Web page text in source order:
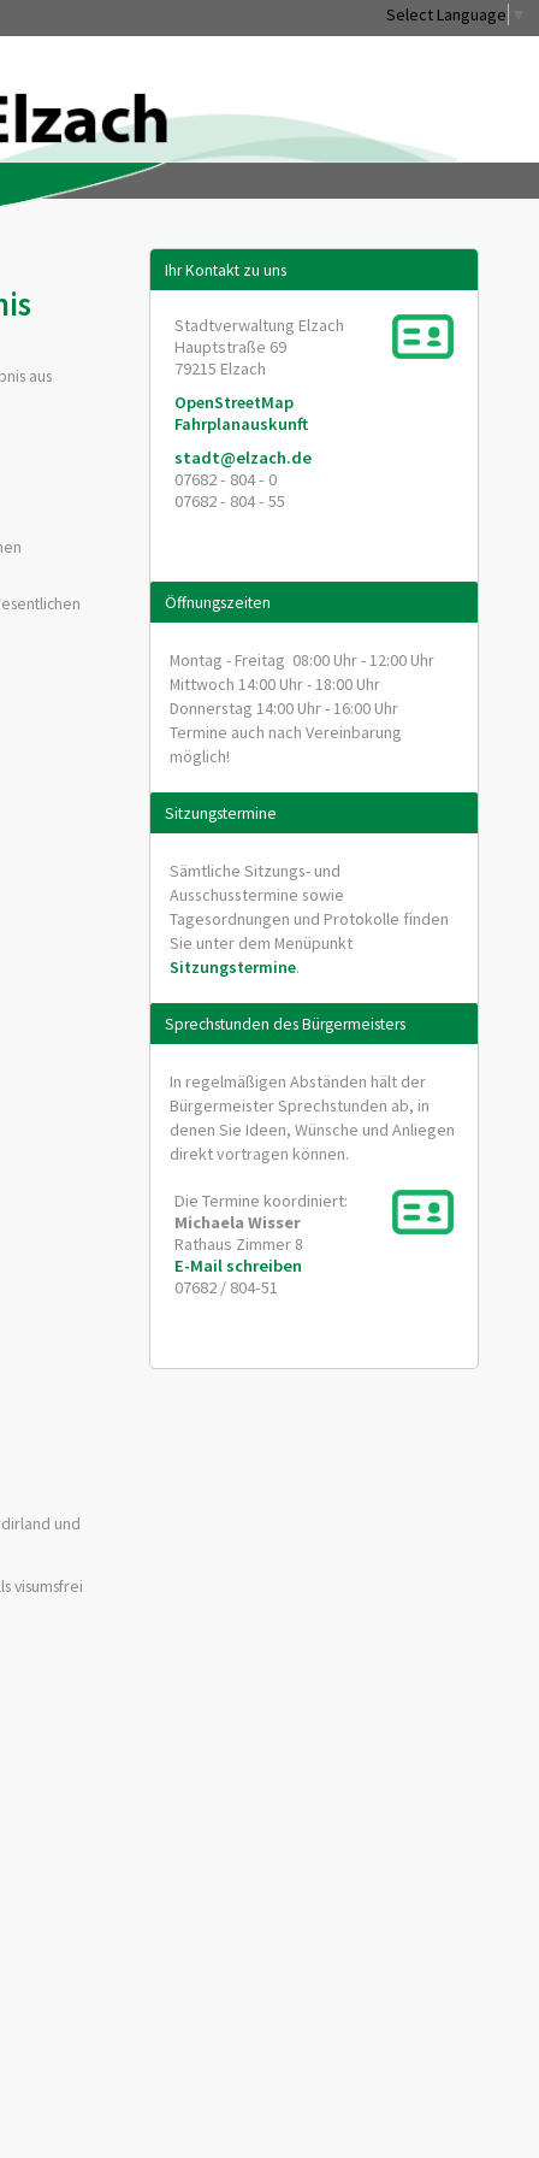
Select Language
aus
und
visumsfrei
Ihr Kontakt zu uns
Stadtverwaltung Elzach
Hauptstraße 69
79215 Elzach
OpenStreetMap
Fahrplanauskunft
stadt@elzach.de
07682 - 804 - 0
07682 - 804 - 55
Öffnungszeiten
Montag - Freitag 08:00 Uhr - 12:00 Uhr
Mittwoch 14:00 Uhr - 18:00 Uhr
Donnerstag 14:00 Uhr - 16:00 Uhr
Termine auch nach Vereinbarung
möglich!
Sitzungstermine
Sämtliche Sitzungs- und
Ausschusstermine sowie
Tagesordnungen und Protokolle finden
Sie unter dem Menüpunkt
Sitzungstermine.
Sprechstunden des Bürgermeisters
In regelmäßigen Abständen hält der
Bürgermeister Sprechstunden ab, in
denen Sie Ideen, Wünsche und Anliegen
direkt vortragen können.
Die Termine koordiniert:
Michaela Wisser
Rathaus Zimmer 8
E-Mail schreiben
07682 / 804-51